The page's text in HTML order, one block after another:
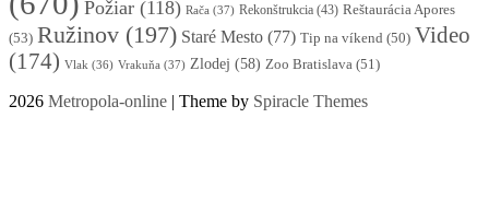
Požiar (118) Rača (37) Rekonštrukcia (43) Reštaurácia Apores
(53) Ružinov (197) Staré Mesto (77) Tip na víkend (50) Video
(174) Vlak (36) Vrakuňa (37) Zlodej (58) Zoo Bratislava (51)
2026 Metropola-online | Theme by Spiracle Themes